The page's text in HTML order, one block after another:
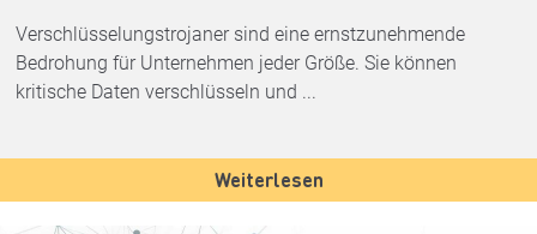
Verschlüsselungstrojaner sind eine ernstzunehmende
Bedrohung für Unternehmen jeder Größe. Sie können
kritische Daten verschlüsseln und ...
Weiterlesen